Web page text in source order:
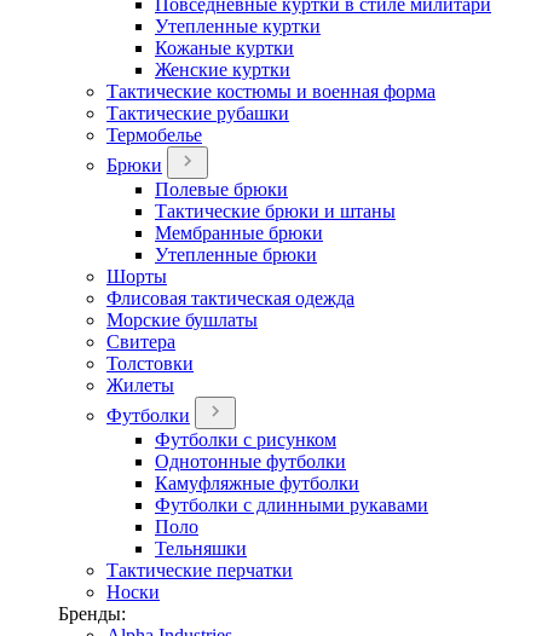
Повседневные куртки в стиле милитари
Утепленные куртки
Кожаные куртки
Женские куртки
Тактические костюмы и военная форма
Тактические рубашки
Термобелье
Брюки
Полевые брюки
Тактические брюки и штаны
Мембранные брюки
Утепленные брюки
Шорты
Флисовая тактическая одежда
Морские бушлаты
Свитера
Толстовки
Жилеты
Футболки
Футболки с рисунком
Однотонные футболки
Камуфляжные футболки
Футболки с длинными рукавами
Поло
Тельняшки
Тактические перчатки
Носки
Бренды: